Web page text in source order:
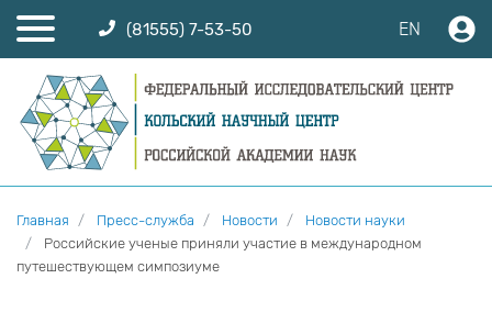
(81555) 7-53-50 EN
Главная Пресс-служба Новости
Новости науки
Российские ученые приняли участие в международном
путешествующем симпозиуме